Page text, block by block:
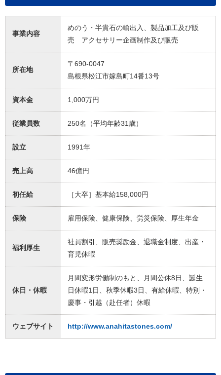
事業内容
めのう・半貴石の輸出入、製品加工及び販
売 アクセサリー企画制作及び販売
所在地
〒690-0047
島根県松江市嫁島町14番13号
資本金 1,000万円
従業員数 250名（平均年齢31歳）
設立 1991年
売上高 46億円
初任給 ［大卒］基本給158,000円
保険 雇用保険、健康保険、労災保険、厚生年金
福利厚生
社員割引、販売奨励金、退職金制度、出産・
育児休暇
休日・休暇
月間変形労働制のもと、月間公休8日、誕生
日休暇1日、秋季休暇3日、有給休暇、特別・
慶事・引越（赴任者）休暇
ウェブサイト http://www.anahitastones.com/